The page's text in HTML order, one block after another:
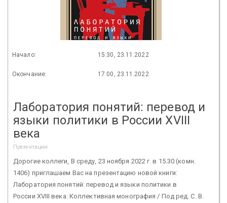
Начало: 15:30, 23.11.2022
Окончание: 17:00, 23.11.2022
Лаборатория понятий: перевод и
языки политики в России XVIII
века
Презентации
Дорогие коллеги, В среду, 23 ноября 2022 г. в 15.30 (комн.
1406) приглашаем Вас на презентацию новой книги:
Лаборатория понятий: перевод и языки политики в
России XVIII века: Коллективная монография / Под ред. С. В.